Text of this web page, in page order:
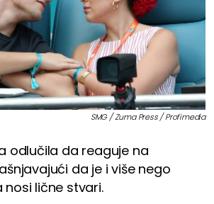
SMG / Zuma Press / Profimedia
odlučila da reaguje na
da je i više nego
nosi lične stvari.